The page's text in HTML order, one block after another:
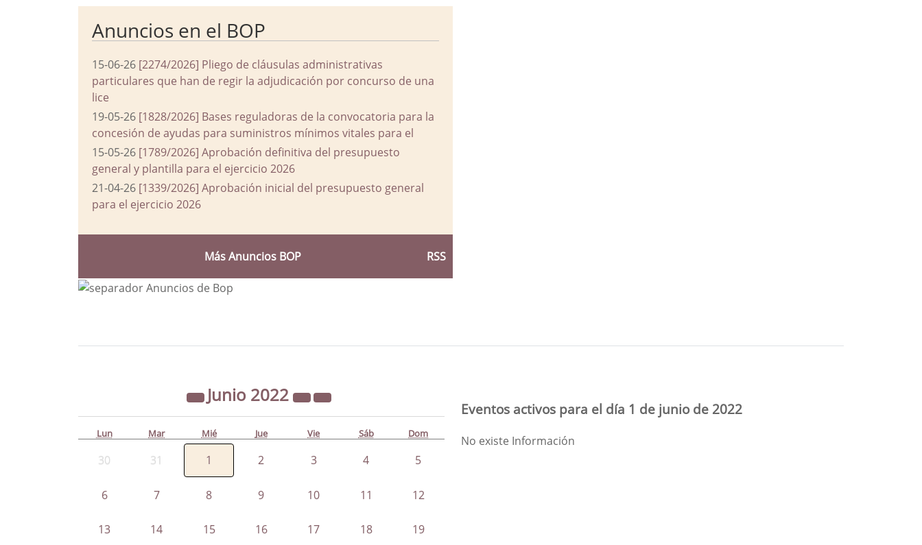
Anuncios en el BOP
15-06-26 [2274/2026] Pliego de cláusulas administrativas
particulares que han de regir la adjudicación por concurso de una
lice
19-05-26 [1828/2026] Bases reguladoras de la convocatoria para la
concesión de ayudas para suministros mínimos vitales para el
15-05-26 [1789/2026] Aprobación definitiva del presupuesto
general y plantilla para el ejercicio 2026
21-04-26 [1339/2026] Aprobación inicial del presupuesto general
para el ejercicio 2026
Más Anuncios BOP RSS
Junio 2022
Lun Mar Mié Jue Vie Sáb Dom
30 31 1 2 3 4 5
6 7 8 9 10 11 12
13 14 15 16 17 18 19
Eventos activos para el día 1 de junio de 2022
No existe Información